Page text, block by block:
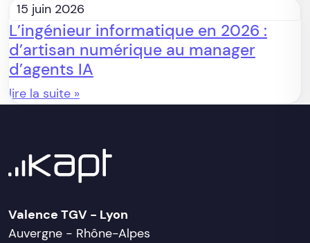
15 juin 2026
L’ingénieur informatique en 2026 :
d’artisan numérique au manager
d’agents IA
lire la suite »
Valence TGV - Lyon
Auvergne - Rhône-Alpes